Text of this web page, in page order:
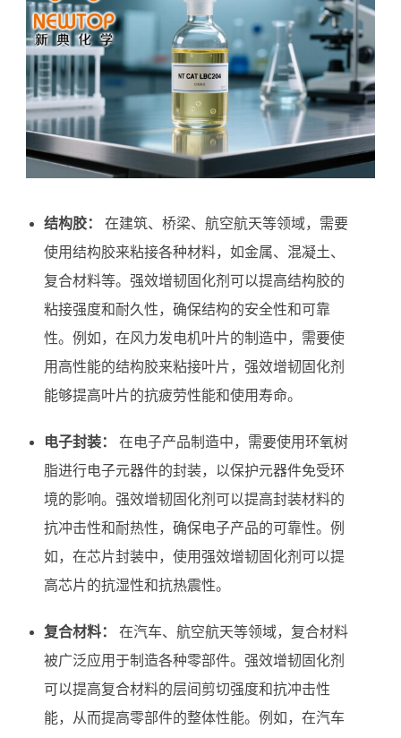
结构胶：
在建筑、桥梁、航空航天等领域，需要
使用结构胶来粘接各种材料，如金属、混凝土、
复合材料等。强效增韧固化剂可以提高结构胶的
粘接强度和耐久性，确保结构的安全性和可靠
性。例如，在风力发电机叶片的制造中，需要使
用高性能的结构胶来粘接叶片，强效增韧固化剂
能够提高叶片的抗疲劳性能和使用寿命。
电子封装：
在电子产品制造中，需要使用环氧树
脂进行电子元器件的封装，以保护元器件免受环
境的影响。强效增韧固化剂可以提高封装材料的
抗冲击性和耐热性，确保电子产品的可靠性。例
如，在芯片封装中，使用强效增韧固化剂可以提
高芯片的抗湿性和抗热震性。
复合材料：
在汽车、航空航天等领域，复合材料
被广泛应用于制造各种零部件。强效增韧固化剂
可以提高复合材料的层间剪切强度和抗冲击性
能，从而提高零部件的整体性能。例如，在汽车